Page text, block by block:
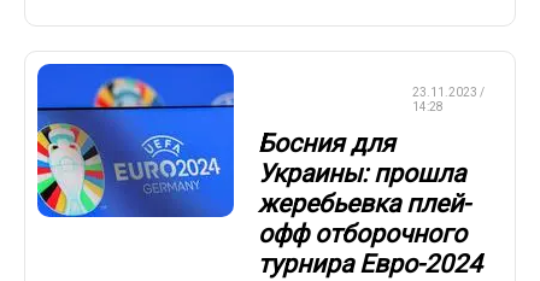
23.11.2023 /
14:28
Босния для
Украины: прошла
жеребьевка плей-
офф отборочного
турнира Евро-2024